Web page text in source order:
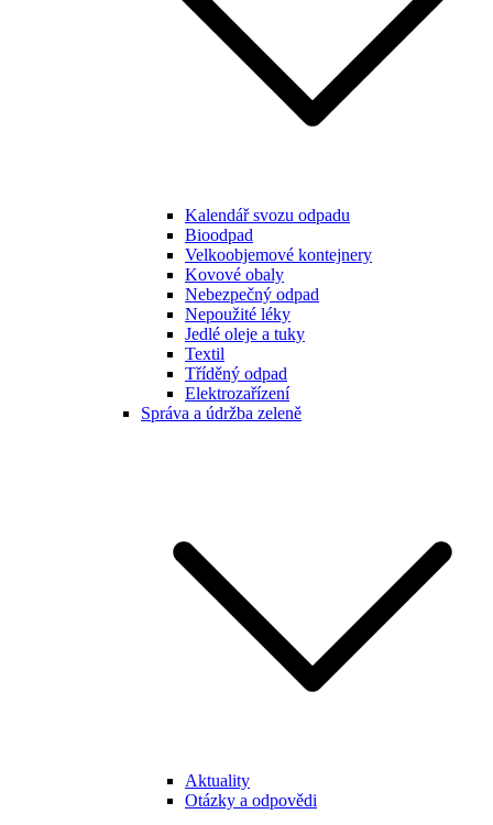
Kalendář svozu odpadu
Bioodpad
Velkoobjemové kontejnery
Kovové obaly
Nebezpečný odpad
Nepoužité léky
Jedlé oleje a tuky
Textil
Tříděný odpad
Elektrozařízení
Správa a údržba zeleně
Aktuality
Otázky a odpovědi